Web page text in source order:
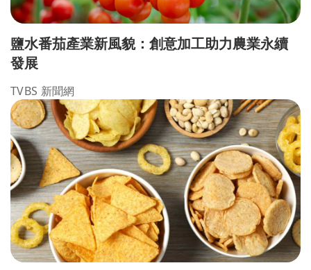
鹽水番茄產業新風貌：創意加工助力農業永續
發展
TVBS 新聞網